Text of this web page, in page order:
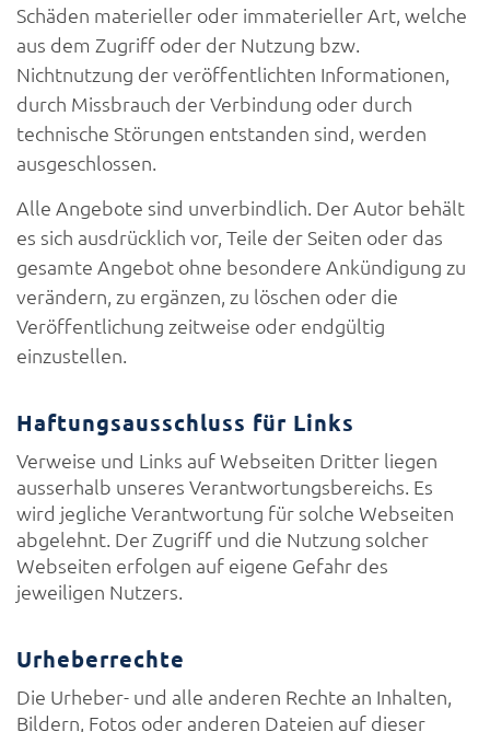
Schäden materieller oder immaterieller Art, welche
aus dem Zugriff oder der Nutzung bzw.
Nichtnutzung der veröffentlichten Informationen,
durch Missbrauch der Verbindung oder durch
technische Störungen entstanden sind, werden
ausgeschlossen.
Alle Angebote sind unverbindlich. Der Autor behält
es sich ausdrücklich vor, Teile der Seiten oder das
gesamte Angebot ohne besondere Ankündigung zu
verändern, zu ergänzen, zu löschen oder die
Veröffentlichung zeitweise oder endgültig
einzustellen.
Haftungsausschluss für Links
Verweise und Links auf Webseiten Dritter liegen
ausserhalb unseres Verantwortungsbereichs. Es
wird jegliche Verantwortung für solche Webseiten
abgelehnt. Der Zugriff und die Nutzung solcher
Webseiten erfolgen auf eigene Gefahr des
jeweiligen Nutzers.
Urheberrechte
Die Urheber- und alle anderen Rechte an Inhalten,
Bildern, Fotos oder anderen Dateien auf dieser